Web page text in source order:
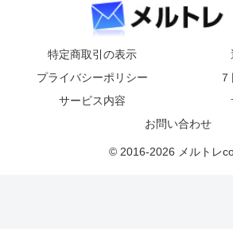
特定商取引の表示
プライバシーポリシー
サービス内容
お問い合わせ
© 2016-2026 メルトレ